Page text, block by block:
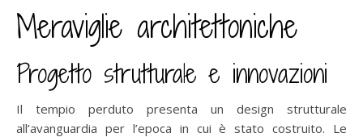
Meraviglie architettoniche
Progetto strutturale e innovazioni
Il tempio perduto presenta un design strutturale
all’avanguardia per l’epoca in cui è stato costruito. Le